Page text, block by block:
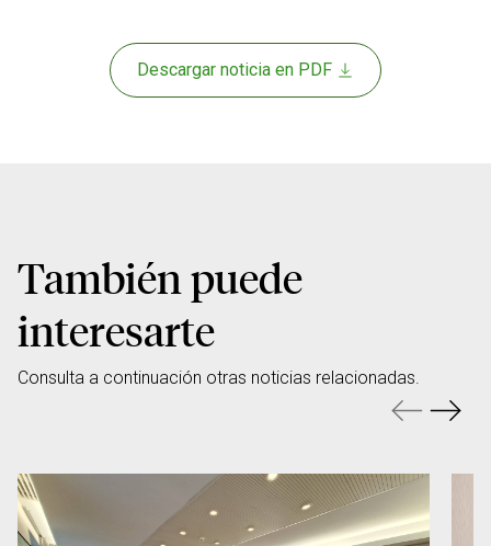
Descargar noticia en PDF
También puede
interesarte
Consulta a continuación otras noticias relacionadas.